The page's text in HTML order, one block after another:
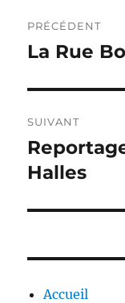
de
PRÉCÉDENT
Publication
La Rue
SUIVANT
Publication
suivante :
Halles
Accueil